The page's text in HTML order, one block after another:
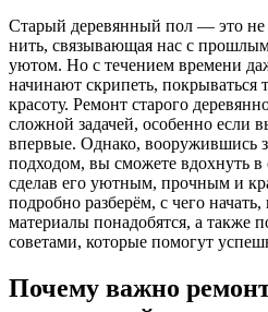
Старый деревянный пол — это не
нить, связывающая нас с
уютом. Но с течением времени
начинают скрипеть, покрываться
красоту. Ремонт старого
сложной задачей, особенно если
впервые. Однако, вооружившись
подходом, вы сможете вдохнуть
сделав его уютным, прочным и
подробно разберём, с чего
материалы понадобятся, а также
советами, которые помогут
Почему важно